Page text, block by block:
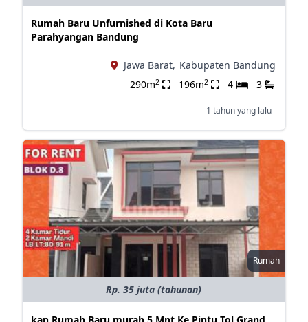
Rumah Baru Unfurnished di Kota Baru
Parahyangan Bandung
Jawa Barat, Kabupaten Bandung
290m2 196m2 4 3
1 tahun yang lalu
Rumah
Rp. 35 juta (tahunan)